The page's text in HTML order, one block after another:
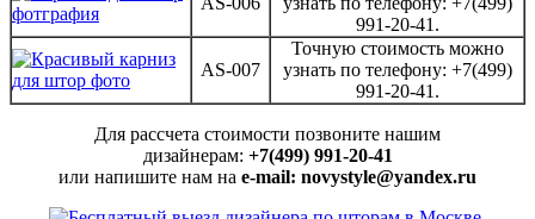
991-20-41.
AS-007
Точную стоимость можно
узнать по телефону: +7(499)
991-20-41.
Для рассчета стоимости позвоните нашим
дизайнерам: +7(499) 991-20-41
или напишите нам на e-mail: novystyle@yandex.ru